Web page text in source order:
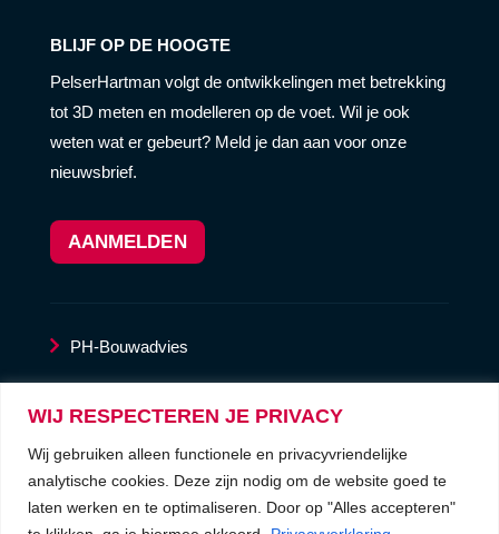
WIJ RESPECTEREN JE PRIVACY
Wij gebruiken alleen functionele en privacyvriendelijke
analytische cookies. Deze zijn nodig om de website goed te
laten werken en te optimaliseren. Door op "Alles accepteren"
BLIJF OP DE HOOGTE
PelserHartman volgt de ontwikkelingen met betrekking
tot 3D meten en modelleren op de voet. Wil je ook
weten wat er gebeurt? Meld je dan aan voor onze
nieuwsbrief.
AANMELDEN
PH-Bouwadvies
privacyverklaring
algemene voorwaarden